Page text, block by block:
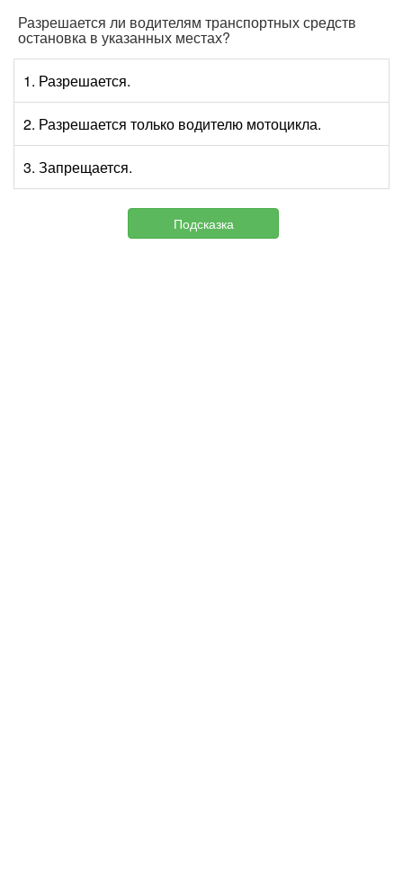
Разрешается ли водителям транспортных средств
остановка в указанных местах?
1. Разрешается.
2. Разрешается только водителю мотоцикла.
3. Запрещается.
Подсказка